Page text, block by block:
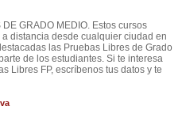
GRADO MEDIO. Estos cursos
distancia desde cualquier ciudad en
las Pruebas Libres de Grado
de los estudiantes. Si te interesa
Libres FP, escríbenos tus datos y te